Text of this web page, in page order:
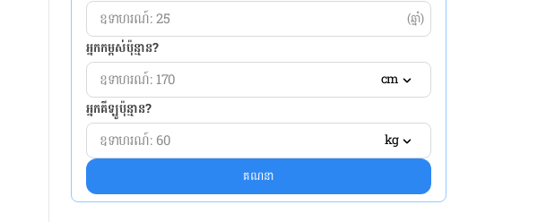
(ឆ្នាំ)
អ្នកកម្ពស់ប៉ុន្មាន?
cm
អ្នកគីឡូប៉ុន្មាន?
kg
គណនា